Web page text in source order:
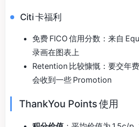
Citi 卡福利
免费 FICO 信用分数：来自
录画在图表上
Retention 比较慷慨：要交年
会收到一些 Promotion
ThankYou Points 使用